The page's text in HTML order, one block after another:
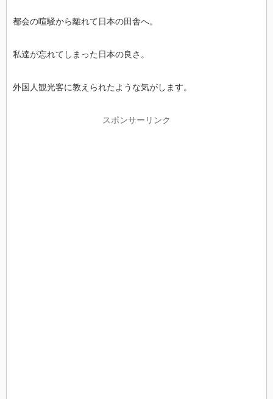
都会の喧騒から離れて日本の田舎へ。
私達が忘れてしまった日本の良さ。
外国人観光客に教えられたような気がします。
スポンサーリンク